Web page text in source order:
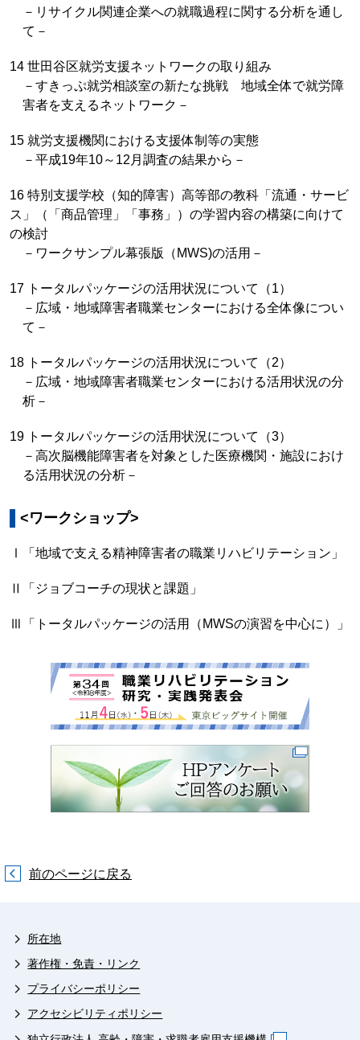
－リサイクル関連企業への就職過程に関する分析を通し
て－
14 世田谷区就労支援ネットワークの取り組み
－すきっぷ就労相談室の新たな挑戦 地域全体で就労障
害者を支えるネットワーク－
15 就労支援機関における支援体制等の実態
－平成19年10～12月調査の結果から－
16 特別支援学校（知的障害）高等部の教科「流通・サービ
ス」（「商品管理」「事務」）の学習内容の構築に向けて
の検討
－ワークサンプル幕張版（MWS)の活用－
17 トータルパッケージの活用状況について（1）
－広域・地域障害者職業センターにおける全体像につい
て－
18 トータルパッケージの活用状況について（2）
－広域・地域障害者職業センターにおける活用状況の分
析－
19 トータルパッケージの活用状況について（3）
－高次脳機能障害者を対象とした医療機関・施設におけ
る活用状況の分析－
<ワークショップ>
Ⅰ「地域で支える精神障害者の職業リハビリテーション」
Ⅱ「ジョブコーチの現状と課題」
Ⅲ「トータルパッケージの活用（MWSの演習を中心に）」
前のページに戻る
所在地
著作権・免責・リンク
プライバシーポリシー
アクセシビリティポリシー